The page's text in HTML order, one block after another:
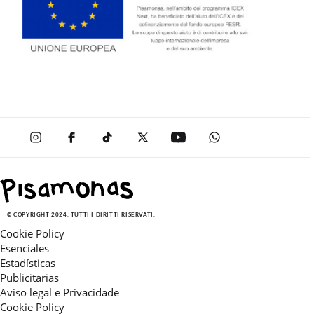
© COPYRIGHT 2024. TUTTI I DIRITTI RISERVATI.
Cookie Policy
Esenciales
Estadísticas
Publicitarias
Aviso legal e Privacidade
Cookie Policy